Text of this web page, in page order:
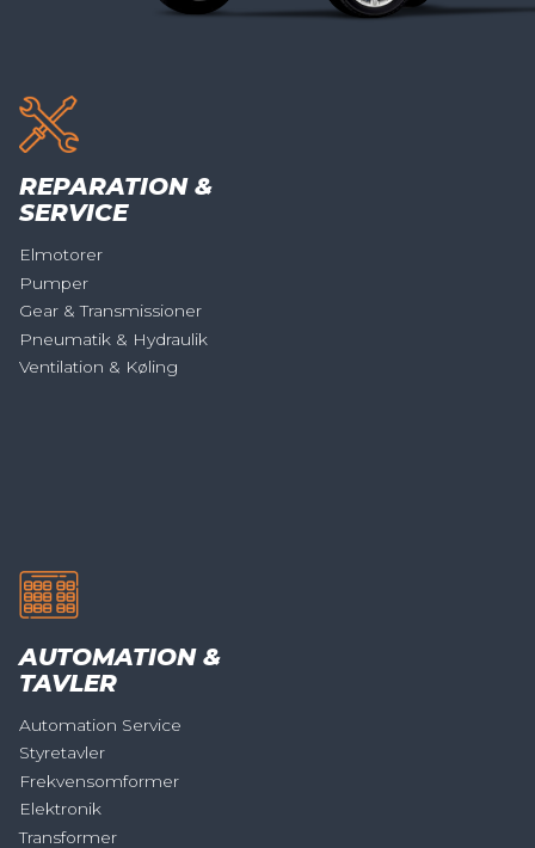
REPARATION &
SERVICE
Elmotorer
Pumper
Gear & Transmissioner
Pneumatik & Hydraulik
Ventilation & Køling
AUTOMATION &
TAVLER
Automation Service
Styretavler
Frekvensomformer
Elektronik
Transformer